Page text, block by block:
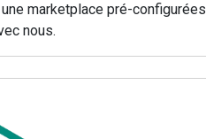
marketplace pré-configurées
nous.